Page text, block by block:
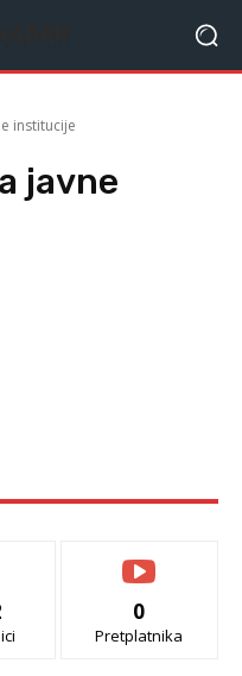
institucije
javne
0
Pretplatnika